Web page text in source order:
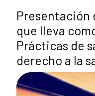
Presentación
que lleva
Prácticas de
derecho a la